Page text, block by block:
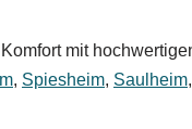
mit
, Spiesheim, Saulheim,